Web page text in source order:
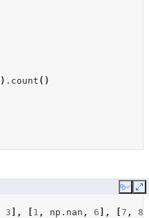
) . count ()
Copy
3 ], 1 , np . nan , 6 ], 7 , 8